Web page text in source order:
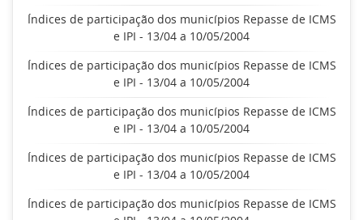
Índices de participação dos municípios Repasse de ICMS
e IPI - 13/04 a 10/05/2004
Índices de participação dos municípios Repasse de ICMS
e IPI - 13/04 a 10/05/2004
Índices de participação dos municípios Repasse de ICMS
e IPI - 13/04 a 10/05/2004
Índices de participação dos municípios Repasse de ICMS
e IPI - 13/04 a 10/05/2004
Índices de participação dos municípios Repasse de ICMS